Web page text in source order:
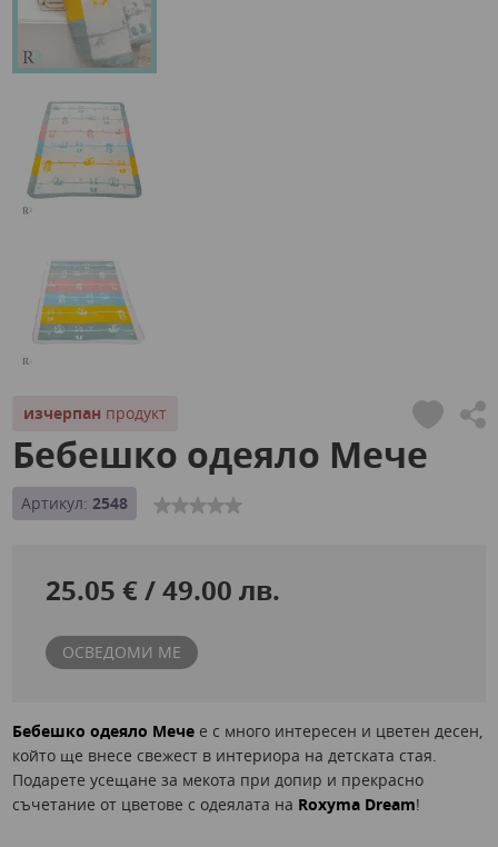
изчерпан продукт
Бебешко одеяло Мече
Артикул:2548
25.05 € / 49.00 лв.
ОСВЕДОМИ МЕ
Бебешко одеяло Мече е с много интересен и цветен десен,
който ще внесе свежест в интериора на детската стая.
Подарете усещане за мекота при допир и прекрасно
съчетание от цветове с одеялата на Roxyma Dream!